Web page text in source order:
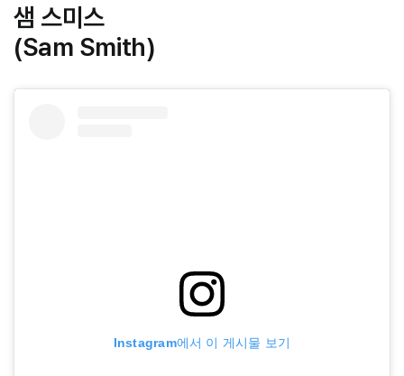
샘 스미스
(Sam Smith)
Instagram에서 이 게시물 보기